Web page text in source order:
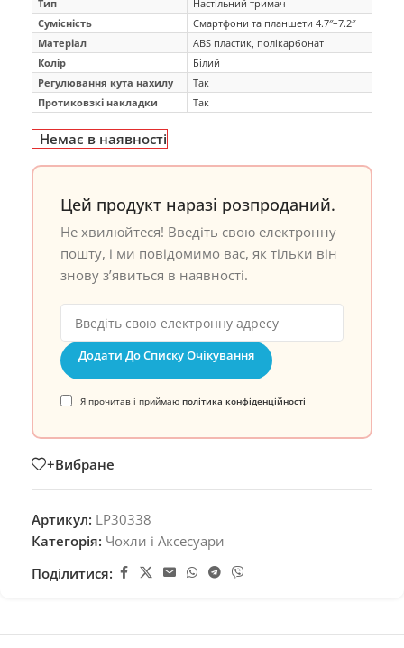
Тип
Настільний тримач
Сумісність
Смартфони та планшети 4.7″–7.2″
Матеріал
ABS пластик, полікарбонат
Колір
Білий
Регулювання кута нахилу
Так
Протиковзкі накладки
Так
Немає в наявності
Цей продукт наразі розпроданий.
Не хвилюйтеся! Введіть свою електронну
пошту, і ми повідомимо вас, як тільки він
знову з’явиться в наявності.
Додати До Списку Очікування
Я прочитав і приймаю політика конфіденційності
+Вибране
Артикул: LP30338
Категорія: Чохли і Аксесуари
Поділитися: